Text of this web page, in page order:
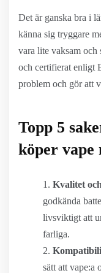
Det är ganska bra i
känna sig tryggare
vara lite vaksam
och certifierat enligt
problem och gör att
Topp 5
köper vape
Kvalitet
godkända
livsviktigt att
farliga.
sätt att vape:a